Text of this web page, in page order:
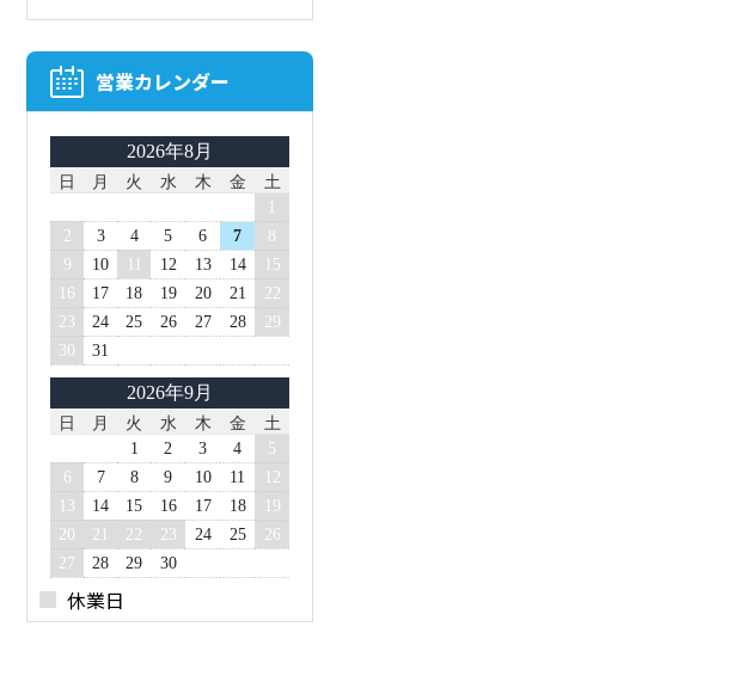
営業カレンダー
2026年8月
日 月 火 水 木 金
土
2
3 4 5 6 7
8
9
10 12 13 14
15
16
17 18 19 20 21
22
23
24 25 26 27 28
29
30
31
2026年9月
日 月 火 水 木 金
土
1
2 3 4
5
6
7 8 9 10 11
12
13
14 15 16 17 18
19
20
21 22 23 24 25
26
27
28 29 30
休業日